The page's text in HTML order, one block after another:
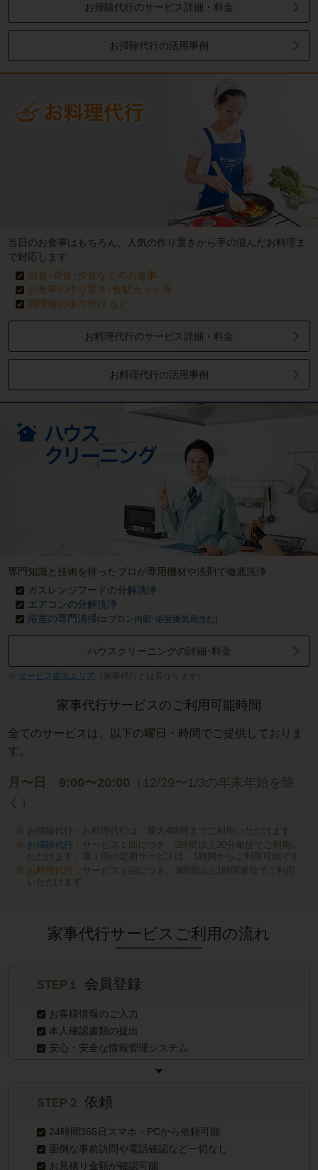
お掃除代行のサービス詳細・料金
お掃除代行の活用事例
当日のお食事はもちろん、人気の作り置きから手の混んだお料理ま
で対応します
朝食･昼食･夕食などのお食事
お食事の作り置き･食材カット等
調理後の後片付け など
お料理代行のサービス詳細・料金
お料理代行の活用事例
専門知識と技術を持ったプロが専用機材や洗剤で徹底洗浄
ガスレンジフードの分解洗浄
エアコンの分解洗浄
浴室の専門清掃(エプロン内部･浴室換気扇含む)
ハウスクリーニングの詳細･料金
サービス提供エリア （家事代行とは異なります）
家事代行サービスのご利用可能時間
全てのサービスは、以下の曜日・時間でご提供しておりま
す。
月〜日 9:00〜20:00 （12/29〜1/3の年末年始を除
く）
お掃除代行・お料理代行は、最大4時間までご利用いただけます
お掃除代行 ：サービス１回につき、2時間以上30分単位でご利用い
ただけます。週１回の定期サービスは、1時間からご利用可能です
お料理代行 ：サービス１回につき、3時間以上1時間単位でご利用
いただけます
家事代行サービスご利用の流れ
STEP１ 会員登録
お客様情報のご入力
本人確認書類の提出
安心・安全な情報管理システム
STEP２依頼
24時間365日スマホ・PCから依頼可能
面倒な事前訪問や電話確認など一切なし
お見積り金額が確認可能